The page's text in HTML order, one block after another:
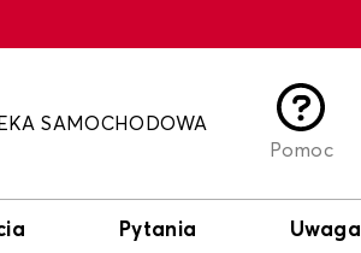
SAMOCHODOWA
Pomoc
Pytania Uwaga